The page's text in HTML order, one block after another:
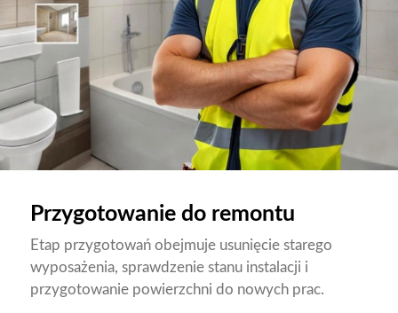
Przygotowanie do remontu
Etap przygotowań obejmuje usunięcie starego
wyposażenia, sprawdzenie stanu instalacji i
przygotowanie powierzchni do nowych prac.